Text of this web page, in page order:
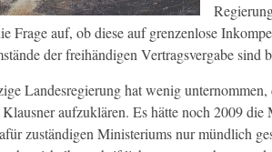
Frage auf, ob diese auf grenzenlose
der freihändigen Vertragsvergabe sind
Landesregierung hat wenig
aufzuklären. Es hätte noch 2009
zuständigen Ministeriums nur mündlich